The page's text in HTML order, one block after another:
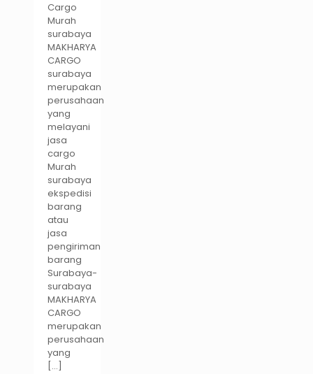
Cargo
Murah
surabaya
MAKHARYA
CARGO
surabaya
merupakan
perusahaan
yang
melayani
jasa
cargo
Murah
surabaya
ekspedisi
barang
atau
jasa
pengiriman
barang
Surabaya-
surabaya
MAKHARYA
CARGO
merupakan
perusahaan
yang
[…]